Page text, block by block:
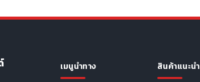
เมนูนำทาง สินค้าแนะนำ